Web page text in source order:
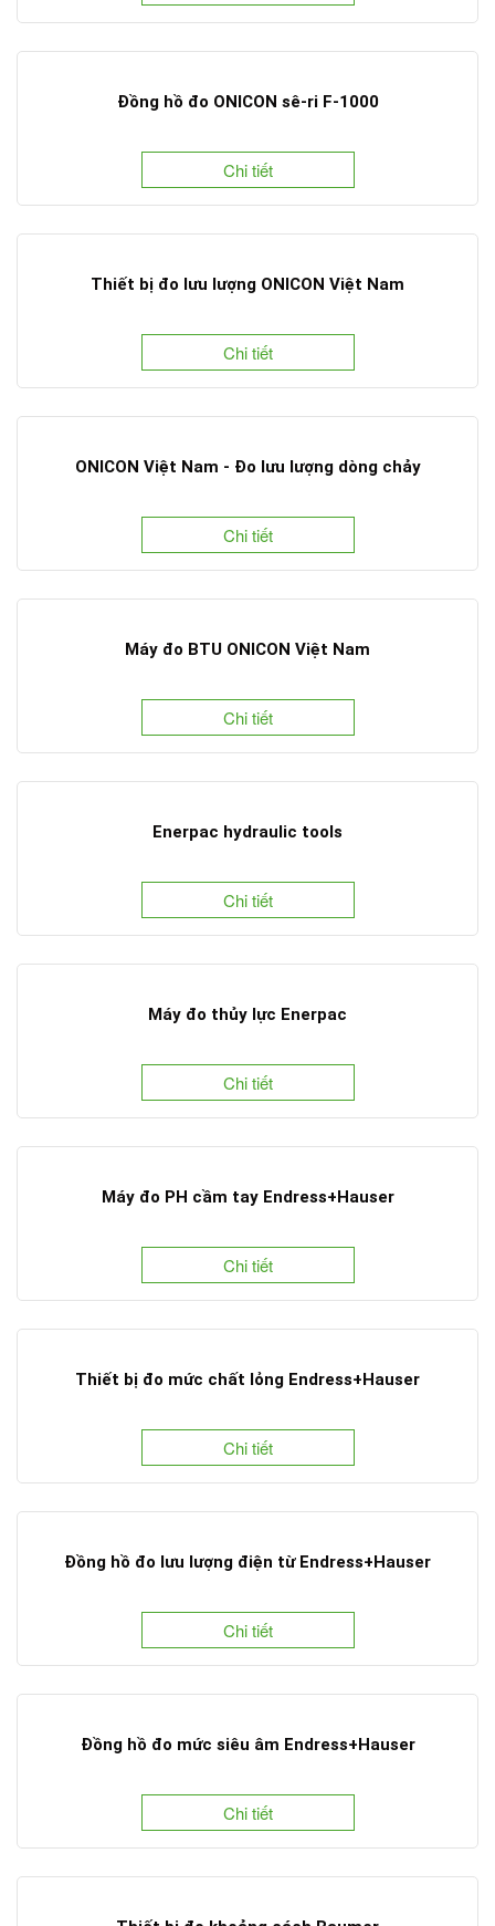
Đồng hồ đo ONICON sê-ri F-1000
Chi tiết
Thiết bị đo lưu lượng ONICON Việt Nam
Chi tiết
ONICON Việt Nam - Đo lưu lượng dòng chảy
Chi tiết
Máy đo BTU ONICON Việt Nam
Chi tiết
Enerpac hydraulic tools
Chi tiết
Máy đo thủy lực Enerpac
Chi tiết
Máy đo PH cầm tay Endress+Hauser
Chi tiết
Thiết bị đo mức chất lỏng Endress+Hauser
Chi tiết
Đồng hồ đo lưu lượng điện từ Endress+Hauser
Chi tiết
Đồng hồ đo mức siêu âm Endress+Hauser
Chi tiết